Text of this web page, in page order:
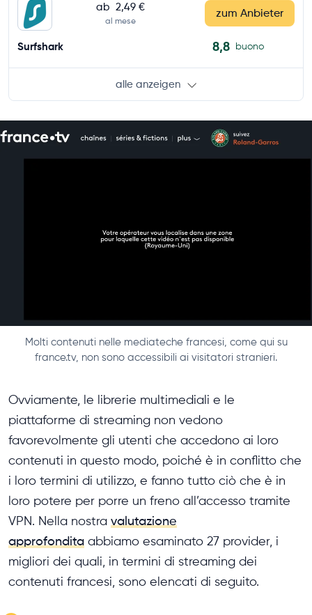
ab 2,49 €
al mese
zum Anbieter
Surfshark 8,8 buono
alle anzeigen
Molti contenuti nelle mediateche francesi, come qui su
france.tv, non sono accessibili ai visitatori stranieri.
Ovviamente, le librerie multimediali e le
piattaforme di streaming non vedono
favorevolmente gli utenti che accedono ai loro
contenuti in questo modo, poiché è in conflitto che
i loro termini di utilizzo, e fanno tutto ciò che è in
loro potere per porre un freno all’accesso tramite
VPN. Nella nostra valutazione
approfondita abbiamo esaminato 27 provider, i
migliori dei quali, in termini di streaming dei
contenuti francesi, sono elencati di seguito.